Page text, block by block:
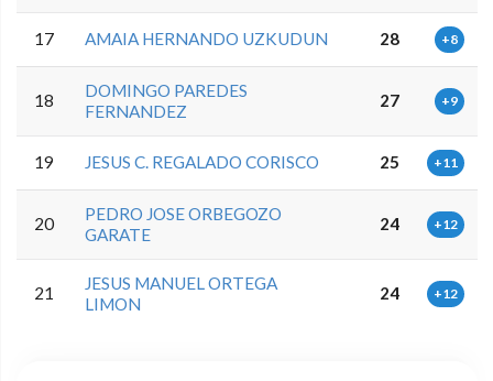
17 AMAIA HERNANDO UZKUDUN 28 +8
18
DOMINGO PAREDES
FERNANDEZ
27 +9
19 JESUS C. REGALADO CORISCO 25 +11
20
PEDRO JOSE ORBEGOZO
GARATE
24 +12
21
JESUS MANUEL ORTEGA
LIMON
24 +12